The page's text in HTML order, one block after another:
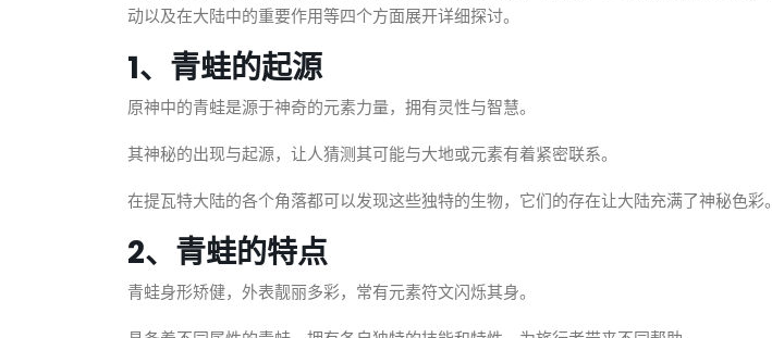
动以及在大陆中的重要作用等四个方面展开详细探讨。
1、青蛙的起源
原神中的青蛙是源于神奇的元素力量，拥有灵性与智慧。
其神秘的出现与起源，让人猜测其可能与大地或元素有着紧密联系。
在提瓦特大陆的各个角落都可以发现这些独特的生物，它们的存在让大陆充满了神秘色彩。
2、青蛙的特点
青蛙身形矫健，外表靓丽多彩，常有元素符文闪烁其身。